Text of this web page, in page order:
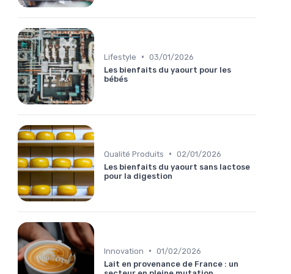
Lifestyle • 03/01/2026
Les bienfaits du yaourt pour les
bébés
Qualité Produits • 02/01/2026
Les bienfaits du yaourt sans lactose
pour la digestion
Innovation • 01/02/2026
Lait en provenance de France : un